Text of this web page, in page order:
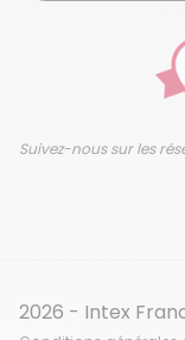
Suivez-nous sur les
2026 - Intex